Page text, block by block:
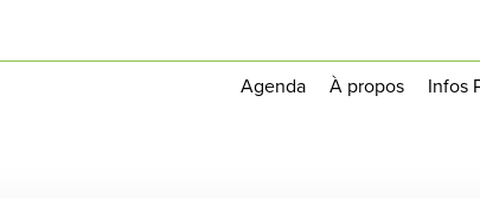
Agenda À propos Infos